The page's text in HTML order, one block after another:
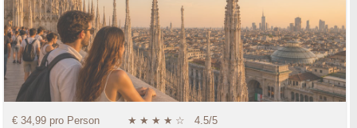
€ 34,99 pro Person ★ ★ ★ ★ ☆ 4.5/5